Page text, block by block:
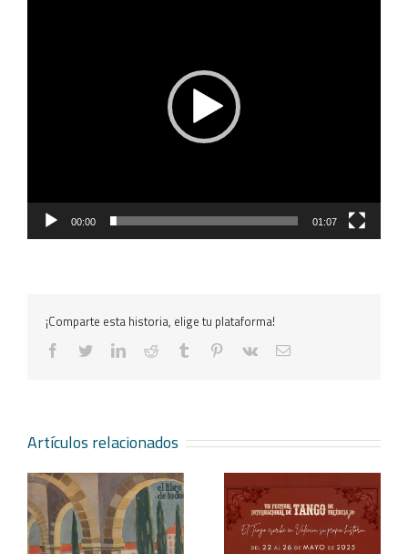
00:00 01:07
¡Comparte esta historia, elige tu plataforma!
facebooktwitterlinkedinreddit tumblr pinterest
vk
Correo
Artículos relacionados